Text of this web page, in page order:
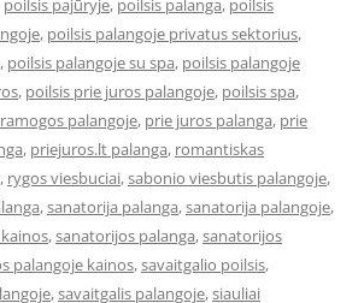
poilsis pajūryje, poilsis palanga, poilsis
, poilsis palangoje privatus sektorius,
, poilsis palangoje su spa, poilsis palangoje
, poilsis prie juros palangoje, poilsis spa,
palangoje, prie juros palanga, prie
, priejuros.lt palanga, romantiskas
, rygos viesbuciai,sabonio viesbutis palangoje,
,sanatorija palanga,sanatorija palangoje,
,sanatorijos palanga,sanatorijos
palangoje kainos,savaitgalio poilsis,
,savaitgalis palangoje,siauliai